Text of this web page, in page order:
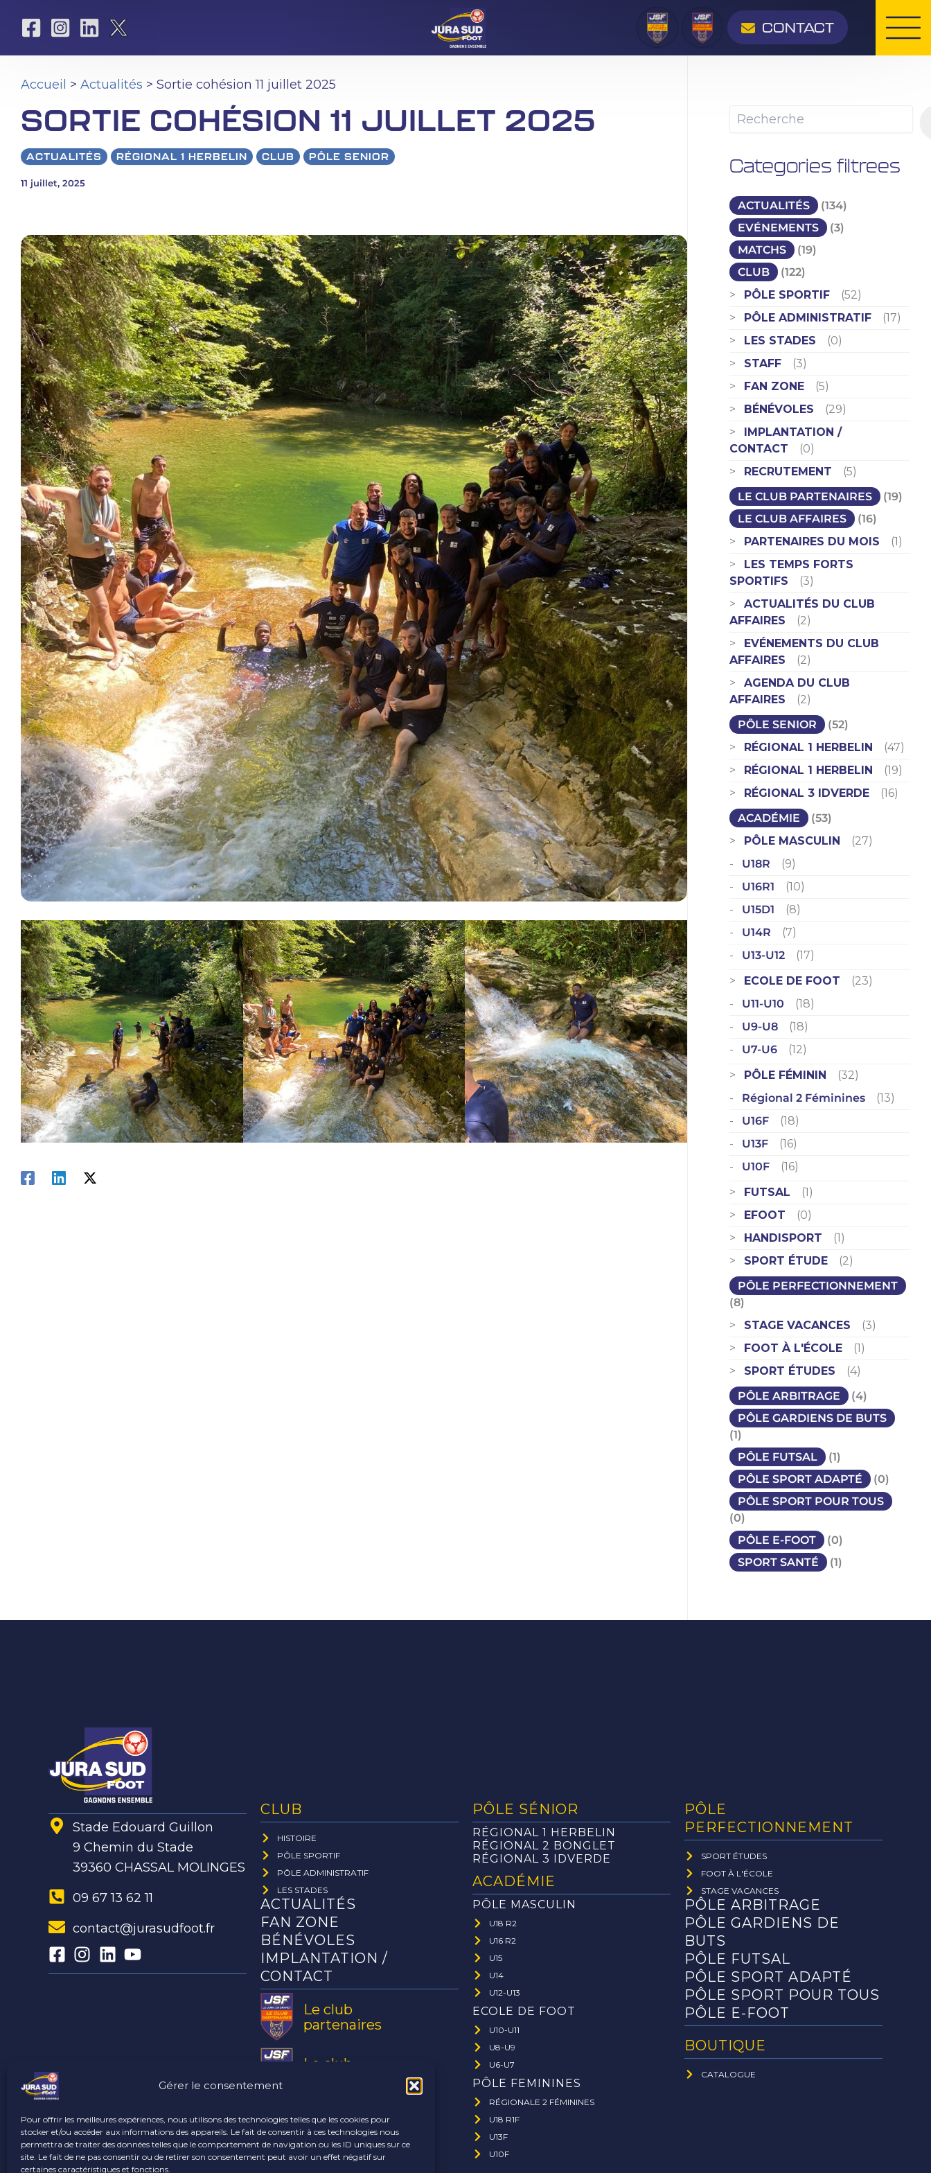
Gérer le consentement
Pour offrir les meilleures expériences, nous utilisons des technologies telles que les cookies pour
stocker et/ou accéder aux informations des appareils. Le fait de consentir à ces technologies nous
permettra de traiter des données telles que le comportement de navigation ou les ID uniques sur ce
site. Le fait de ne pas consentir ou de retirer son consentement peut avoir un effet négatif sur
certaines caractéristiques et fonctions.
CONTACT
Accueil > Actualités > Sortie cohésion 11 juillet 2025
SORTIE COHÉSION 11 JUILLET 2025
ACTUALITÉS RÉGIONAL 1 HERBELIN CLUB PÔLE SENIOR
11 juillet, 2025
Categories filtrees
ACTUALITÉS
(134)
EVÉNEMENTS
(3)
MATCHS
(19)
CLUB
(122)
PÔLE SPORTIF
(52)
PÔLE ADMINISTRATIF
(17)
LES STADES
(0)
STAFF
(3)
FAN ZONE
(5)
BÉNÉVOLES
(29)
IMPLANTATION /
CONTACT
(0)
RECRUTEMENT
(5)
LE CLUB PARTENAIRES
(19)
LE CLUB AFFAIRES
(16)
PARTENAIRES DU MOIS
(1)
LES TEMPS FORTS
SPORTIFS
(3)
ACTUALITÉS DU CLUB
AFFAIRES
(2)
EVÉNEMENTS DU CLUB
AFFAIRES
(2)
AGENDA DU CLUB
AFFAIRES
(2)
PÔLE SENIOR
(52)
RÉGIONAL 1 HERBELIN
(47)
RÉGIONAL 1 HERBELIN
(19)
RÉGIONAL 3 IDVERDE
(16)
ACADÉMIE
(53)
PÔLE MASCULIN
(27)
U18R
(9)
U16R1
(10)
U15D1
(8)
U14R
(7)
U13-U12
(17)
ECOLE DE FOOT
(23)
U11-U10
(18)
U9-U8
(18)
U7-U6
(12)
PÔLE FÉMININ
(32)
Régional 2 Féminines
(13)
U16F
(18)
U13F
(16)
U10F
(16)
FUTSAL
(1)
EFOOT
(0)
HANDISPORT
(1)
SPORT ÉTUDE
(2)
PÔLE PERFECTIONNEMENT
(8)
STAGE VACANCES
(3)
FOOT À L'ÉCOLE
(1)
SPORT ÉTUDES
(4)
PÔLE ARBITRAGE
(4)
PÔLE GARDIENS DE BUTS
(1)
PÔLE FUTSAL
(1)
PÔLE SPORT ADAPTÉ
(0)
PÔLE SPORT POUR TOUS
(0)
PÔLE E-FOOT
(0)
SPORT SANTÉ
(1)
Stade Edouard Guillon
9 Chemin du Stade
39360 CHASSAL MOLINGES
09 67 13 62 11
contact@jurasudfoot.fr
CLUB
HISTOIRE
PÔLE SPORTIF
PÔLE ADMINISTRATIF
LES STADES
ACTUALITÉS
FAN ZONE
BÉNÉVOLES
IMPLANTATION /
CONTACT
Le club
partenaires
Le club
PÔLE SÉNIOR
RÉGIONAL 1 HERBELIN
RÉGIONAL 2 BONGLET
RÉGIONAL 3 IDVERDE
ACADÉMIE
PÔLE MASCULIN
U18 R2
U16 R2
U15
U14
U12-U13
ECOLE DE FOOT
U10-U11
U8-U9
U6-U7
PÔLE FEMININES
RÉGIONALE 2 FÉMININES
U18 R1F
U13F
U10F
PÔLE
PERFECTIONNEMENT
SPORT ÉTUDES
FOOT À L'ÉCOLE
STAGE VACANCES
PÔLE ARBITRAGE
PÔLE GARDIENS DE
BUTS
PÔLE FUTSAL
PÔLE SPORT ADAPTÉ
PÔLE SPORT POUR TOUS
PÔLE E-FOOT
BOUTIQUE
CATALOGUE